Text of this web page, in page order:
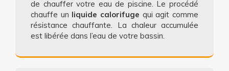
de chauffer votre eau de piscine. Le procédé
chauffe un liquide calorifuge qui agit comme
résistance chauffante. La chaleur accumulée
est libérée dans l’eau de votre bassin.